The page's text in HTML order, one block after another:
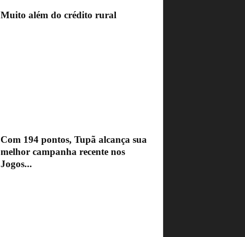
Muito além do crédito rural
Com 194 pontos, Tupã alcança sua
melhor campanha recente nos
Jogos...